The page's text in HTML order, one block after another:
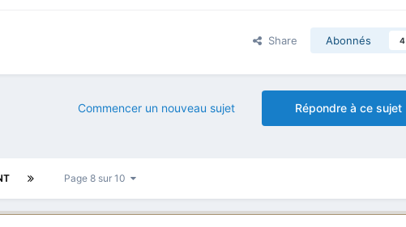
Share Abonnés 4
Répondre à ce sujet
Commencer un nouveau sujet
Page 8 sur 10